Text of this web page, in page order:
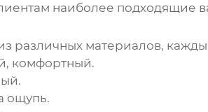
наиболее подходящие
различных материалов,
комфортный.
ощупь.